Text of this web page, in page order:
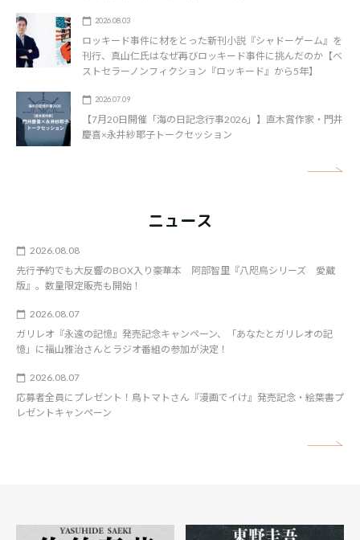
2026.08.03
ロッキード事件に材をとった新刊小説『シャドーゲーム』を
刊行、真山仁氏はなぜ再びロッキード事件に挑んだのか【ベ
ストセラーノンフィクション『ロッキード』から5年】
2026.07.09
【7月20日開催「海の日記念行事2026」】直木賞作家・門井
慶喜×永井紗耶子トークセッション
ニュース
2026.08.08
先行予約でも大反響のBOX入り豪華本 阿部智里『八咫烏シリーズ 愛蔵
版』。数量限定販売も開始！
2026.08.07
ガリレオ『永遠の記憶』発売記念キャンペーン、「あなたとガリレオの記
憶」に福山雅治さんとラジオ番組の参加が決定！
2026.08.07
応募者全員にプレゼント！鳥トマトさん『漫画でイけ』発売記念・絵葉書プ
レゼントキャンペーン